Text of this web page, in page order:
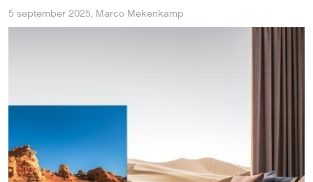
5 september 2025, Marco Mekenkamp